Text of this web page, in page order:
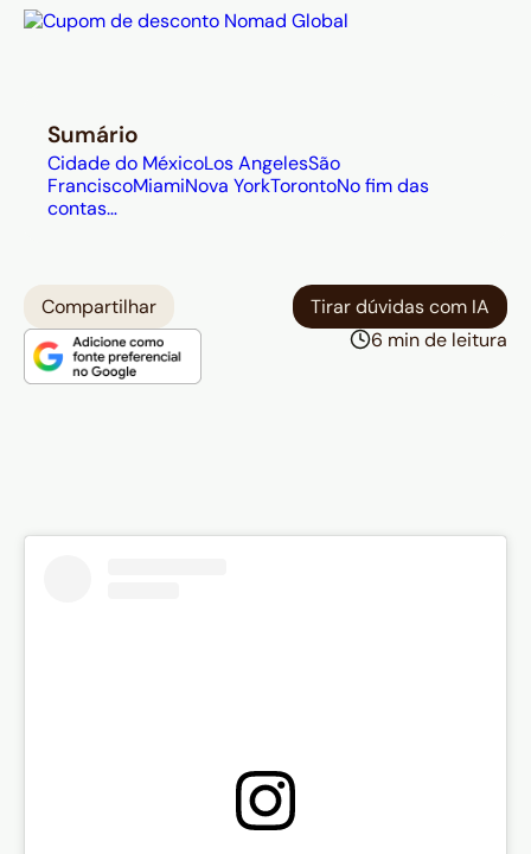
compras na Melrose Avenue; Golden
Wynwood Walls e Lincoln Road em
Miami; Central Park, Brooklyn Bridge,
High Line e museus em NY;
Market — cidade
surpreendentemente acolhedora
para uma primeira visita;
Sumário
Cidade do MéxicoLos AngelesSão
FranciscoMiamiNova YorkTorontoNo fim das
contas…
Compartilhar
Tirar dúvidas com IA
6 min de leitura